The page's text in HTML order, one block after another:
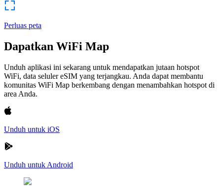
Perluas peta
Dapatkan WiFi Map
Unduh aplikasi ini sekarang untuk mendapatkan jutaan hotspot
WiFi, data seluler eSIM yang terjangkau. Anda dapat membantu
komunitas WiFi Map berkembang dengan menambahkan hotspot di
area Anda.
Unduh untuk iOS
Unduh untuk Android